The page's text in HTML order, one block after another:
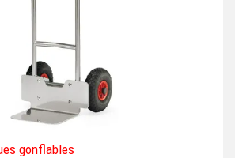
gonflables